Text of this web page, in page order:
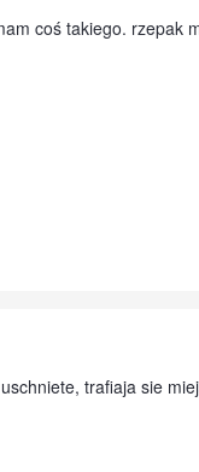
coś takiego. rzepak
trafiaja sie